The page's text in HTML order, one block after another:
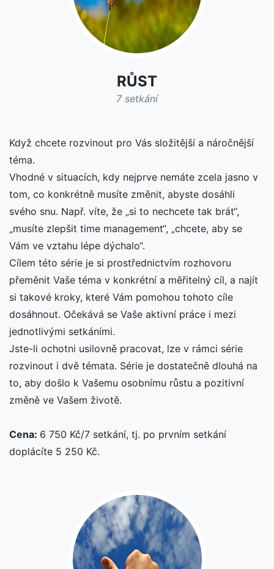
RŮST
7 setkání
Když chcete rozvinout pro Vás složitější a náročnější
téma.
Vhodné v situacích, kdy nejprve nemáte zcela jasno v
tom, co konkrétně musíte změnit, abyste dosáhli
svého snu. Např. víte, že „si to nechcete tak brát“,
„musíte zlepšit time management“, „chcete, aby se
Vám ve vztahu lépe dýchalo“.
Cílem této série je si prostřednictvím rozhovoru
přeměnit Vaše téma v konkrétní a měřitelný cíl, a najít
si takové kroky, které Vám pomohou tohoto cíle
dosáhnout. Očekává se Vaše aktivní práce i mezi
jednotlivými setkáními.
Jste-li ochotni usilovně pracovat, lze v rámci série
rozvinout i dvě témata. Série je dostatečně dlouhá na
to, aby došlo k Vašemu osobnímu růstu a pozitivní
změně ve Vašem životě.
Cena: 6 750 Kč/7 setkání, tj. po prvním setkání
doplácíte 5 250 Kč.